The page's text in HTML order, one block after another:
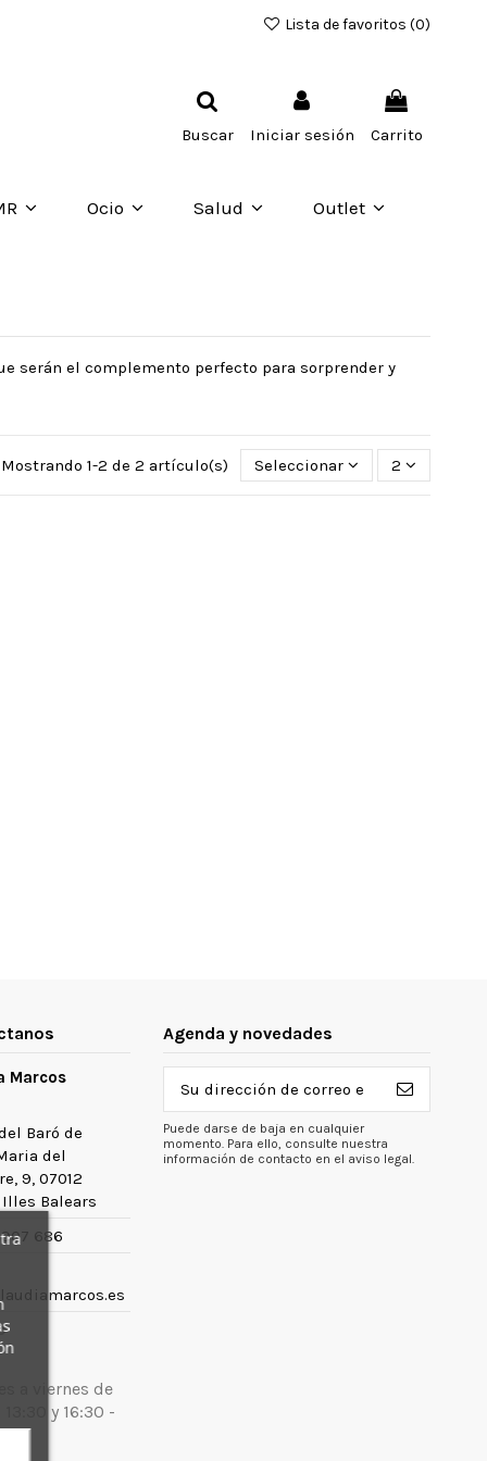
Lista de favoritos (0)
Buscar Iniciar sesión Carrito
Ocio Salud Outlet
serán el complemento perfecto para sorprender y
Mostrando 1-2 de 2 artículo(s) Seleccionar 2
Marcos
Baró de
del
9, 07012
Illes Balears
907 686
a viernes de
13:30 y 16:30 -
Agenda y novedades
Puede darse de baja en cualquier
momento. Para ello, consulte nuestra
información de contacto en el aviso legal.